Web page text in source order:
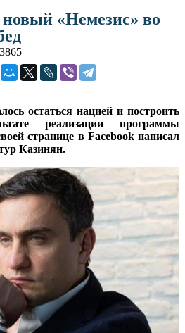
«Немезис» во
остаться нацией и построить
реализации программы
странице в Facebook написал
Казинян.